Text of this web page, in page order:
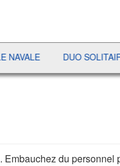
DUO SOLITAIRE
. Embauchez du personnel